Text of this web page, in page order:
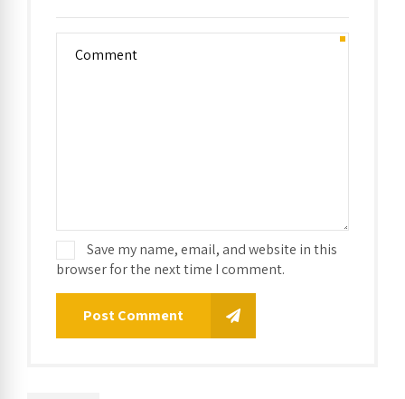
Save my name, email, and website in this
browser for the next time I comment.
Post Comment